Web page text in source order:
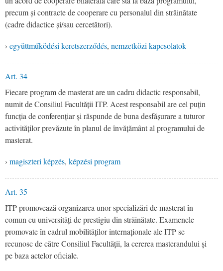
precum și contracte de cooperare cu personalul din străinătate
(cadre didactice și/sau cercetători).
› együttműködési keretszerződés, nemzetközi kapcsolatok
Art. 34
Fiecare program de masterat are un cadru didactic responsabil,
numit de Consiliul Facultății ITP. Acest responsabil are cel puțin
funcția de conferențiar și răspunde de buna desfășurare a tuturor
activităților prevăzute în planul de învățământ al programului de
masterat.
› magiszteri képzés, képzési program
Art. 35
ITP promovează organizarea unor specializări de masterat în
comun cu universități de prestigiu din străinătate. Examenele
promovate în cadrul mobilităților internaționale ale ITP se
recunosc de către Consiliul Facultății, la cererea masterandului și
pe baza actelor oficiale.